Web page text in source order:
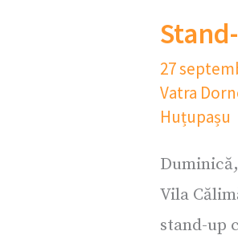
27
Vatra
Huțupașu
Vila
stand-up